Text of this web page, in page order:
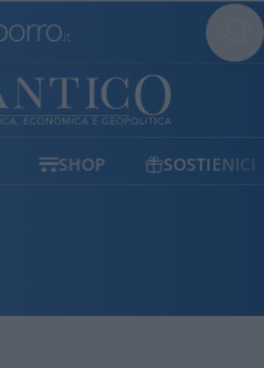
SHOP SOSTIENICI